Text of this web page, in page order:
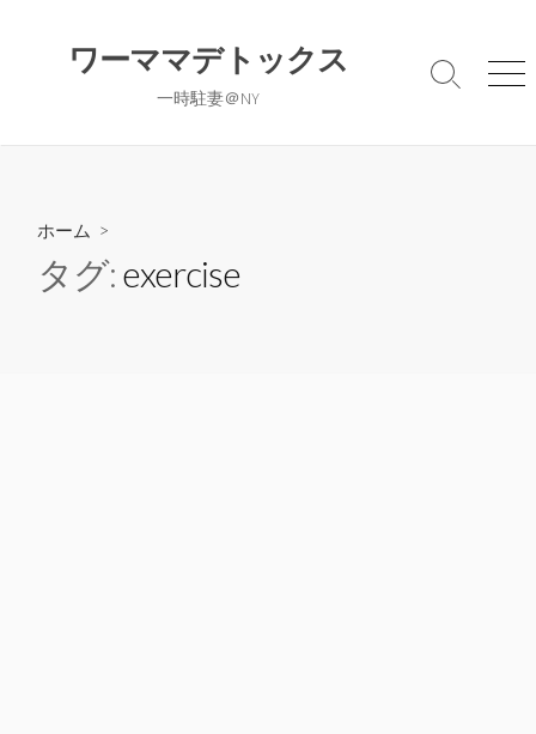
ワーママデトックス
一時駐妻＠NY
検
メ
ホーム >
タグ:exercise